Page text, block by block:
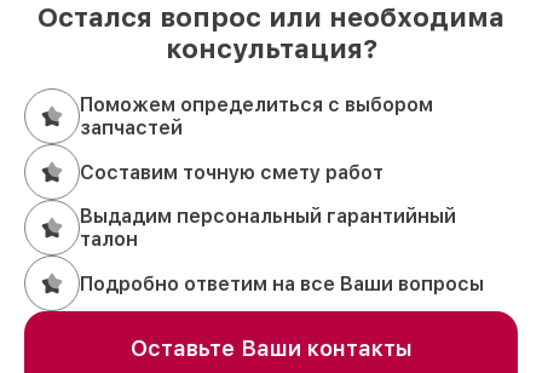
Остался вопрос или необходима
консультация?
Поможем определиться с выбором
запчастей
Составим точную смету работ
Выдадим персональный гарантийный
талон
Подробно ответим на все Ваши вопросы
Оставьте Ваши контакты